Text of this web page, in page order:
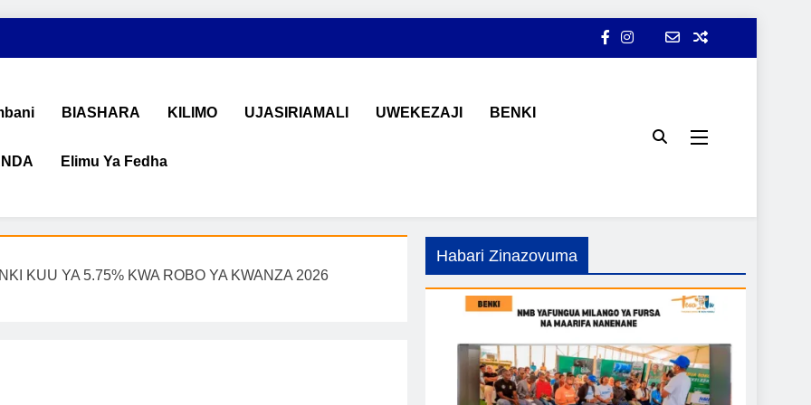
na Uchumi Tanzania
ujasiriamali Tanzania. Pata taarifa mpya za biashara, uwekezaji, ajira, kilimo, mitindo, na burudani kwa Kiswahili, pamoja na
BIASHARA KILIMO UJASIRIAMALI UWEKEZAJI BENKI
Elimu Ya Fedha
KUU YA 5.75% KWA ROBO YA KWANZA 2026
Habari Zinazovuma